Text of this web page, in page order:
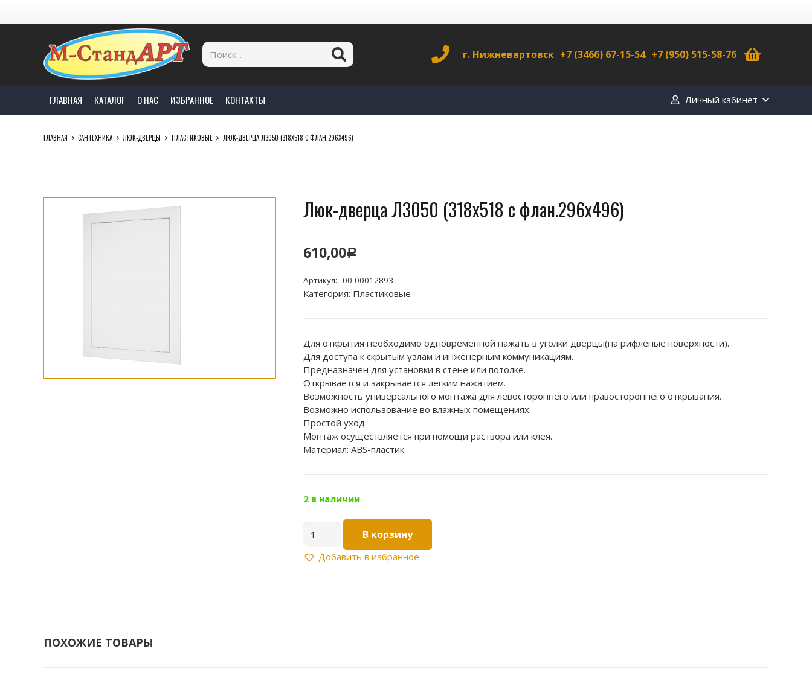
г. Нижневартовск +7 (3466) 67-15-54 +7 (950) 515-58-76
ГЛАВНАЯ КАТАЛОГ О НАС ИЗБРАННОЕ КОНТАКТЫ Личный кабинет
ГЛАВНАЯ САНТЕХНИКА ЛЮК-ДВЕРЦЫ ПЛАСТИКОВЫЕ ЛЮК-ДВЕРЦА Л3050 (318Х518 С ФЛАН.296Х496)
Люк-дверца Л3050 (318х518 с флан.296х496)
610,00Р
Артикул: 00-00012893
Категория: Пластиковые
Для открытия необходимо одновременной нажать в уголки дверцы(на рифлёные поверхности).
Для доступа к скрытым узлам и инженерным коммуникациям.
Предназначен для установки в стене или потолке.
Открывается и закрывается легким нажатием.
Возможность универсального монтажа для левостороннего или правостороннего открывания.
Возможно использование во влажных помещениях.
Простой уход.
Монтаж осуществляется при помощи раствора или клея.
Материал: ABS-пластик.
2 в наличии
товара
Люк-
В корзину
Добавить в избранное
ПОХОЖИЕ ТОВАРЫ